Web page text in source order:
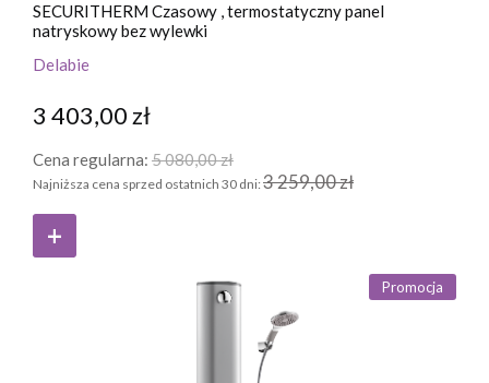
SECURITHERM Czasowy , termostatyczny panel
natryskowy bez wylewki
Delabie
3 403,00 zł
Cena regularna: 5 080,00 zł
Najniższa cena sprzed ostatnich 30 dni: 3 259,00 zł
Promocja